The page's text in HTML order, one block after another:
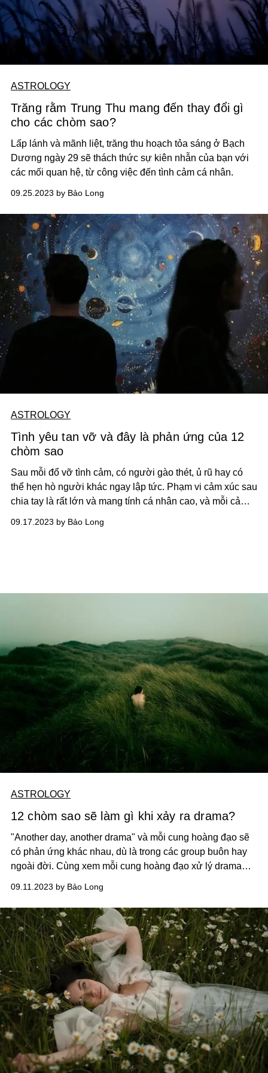
ASTROLOGY
Trăng rằm Trung Thu mang đến thay đổi gì
cho các chòm sao?
Lấp lánh và mãnh liệt, trăng thu hoạch tỏa sáng ở Bạch
Dương ngày 29 sẽ thách thức sự kiên nhẫn của bạn với
các mối quan hệ, từ công việc đến tình cảm cá nhân.
09.25.2023 by Bảo Long
ASTROLOGY
Tình yêu tan vỡ và đây là phản ứng của 12
chòm sao
Sau mỗi đổ vỡ tình cảm, có người gào thét, ủ rũ hay có
thể hẹn hò người khác ngay lập tức. Phạm vi cảm xúc sau
chia tay là rất lớn và mang tính cá nhân cao, và mỗi cảm
09.17.2023 by Bảo Long
ASTROLOGY
12 chòm sao sẽ làm gì khi xảy ra drama?
"Another day, another drama" và mỗi cung hoàng đạo sẽ
có phản ứng khác nhau, dù là trong các group buôn hay
ngoài đời. Cùng xem mỗi cung hoàng đạo xử lý drama
09.11.2023 by Bảo Long